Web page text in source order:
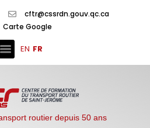
cftr@cssrdn.gouv.qc.ca
Carte Google
EN FR
routier depuis 50 ans